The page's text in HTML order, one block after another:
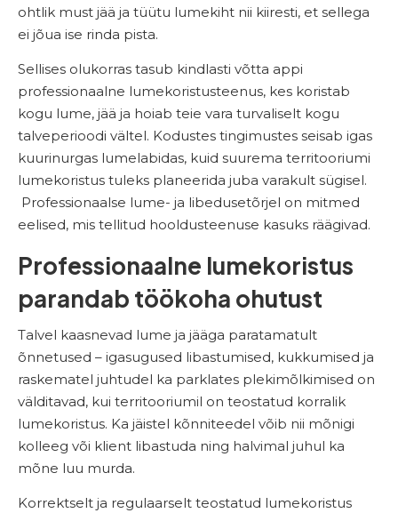
ohtlik must jää ja tüütu lumekiht nii kiiresti, et sellega
ei jõua ise rinda pista.
Sellises olukorras tasub kindlasti võtta appi
professionaalne lumekoristusteenus, kes koristab
kogu lume, jää ja hoiab teie vara turvaliselt kogu
talveperioodi vältel. Kodustes tingimustes seisab igas
kuurinurgas lumelabidas, kuid suurema territooriumi
lumekoristus tuleks planeerida juba varakult sügisel.
Professionaalse lume- ja libedusetõrjel on mitmed
eelised, mis tellitud hooldusteenuse kasuks räägivad.
Professionaalne lumekoristus
parandab töökoha ohutust
Talvel kaasnevad lume ja jääga paratamatult
õnnetused – igasugused libastumised, kukkumised ja
raskematel juhtudel ka parklates plekimõlkimised on
välditavad, kui territooriumil on teostatud korralik
lumekoristus. Ka jäistel kõnniteedel võib nii mõnigi
kolleeg või klient libastuda ning halvimal juhul ka
mõne luu murda.
Korrektselt ja regulaarselt teostatud lumekoristus